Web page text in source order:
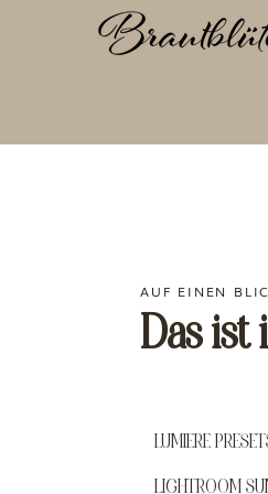
AUF EINEN
Das ist
LUMIERE
LIGHTROOM